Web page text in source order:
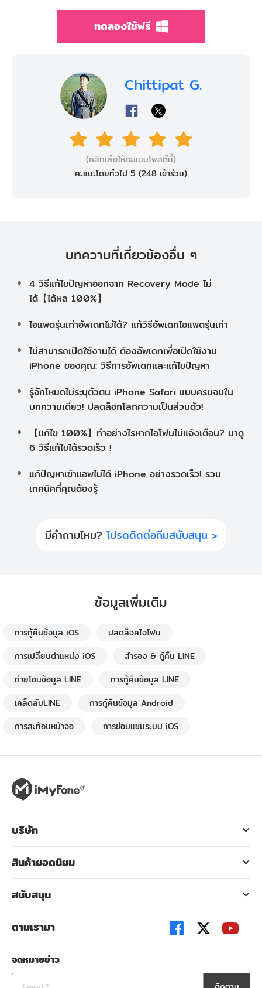
ทดลองใช้ฟรี
Chittipat G.
(คลิกเพื่อให้คะแนนโพสต์นี้)
คะแนะโดยทั่วไป 5 (248 เข้าร่วม)
บทความที่เกี่ยวข้องอื่น ๆ
4 วิธีแก้ไขปัญหาออกจาก Recovery Mode ไม่
ได้【ได้ผล 100%】
ไอแพดรุ่นเก่าอัพเดทไม่ได้? แก้วิธีอัพเดทไอแพดรุ่นเก่า
ไม่สามารถเปิดใช้งานได้ ต้องอัพเดทเพื่อเปิดใช้งาน
iPhone ของคุณ: วิธีการอัพเดทและแก้ไขปัญหา
รู้จักโหมดไม่ระบุตัวตน iPhone Safari แบบครบจบใน
บทความเดียว! ปลดล็อกโลกความเป็นส่วนตัว!
【แก้ไข 100%】ทำอย่างไรหากไอโฟนไม่แจ้งเตือน? มาดู
6 วิธีแก้ไขได้รวดเร็ว !
แก้ปัญหาเข้าแอพไม่ได้ iPhone อย่างรวดเร็ว! รวม
เทคนิคที่คุณต้องรู้
มีคำถามไหม? โปรดติดต่อทีมสนับสนุน >
ข้อมูลเพิ่มเติม
การกู้คืนข้อมูล iOS
ปลดล็อคไอโฟน
การเปลี่ยนตำแหน่ง iOS
สำรอง & กู้คืน LINE
ถ่ายโอนข้อมูล LINE
การกู้คืนข้อมูล LINE
เคล็ดลับLINE
การกู้คืนข้อมูล Android
การสะท้อนหน้าจอ
การซ่อมแซมระบบ iOS
บริษัท
สินค้ายอดนิยม
สนับสนุน
ตามเรามา
จดหมายข่าว